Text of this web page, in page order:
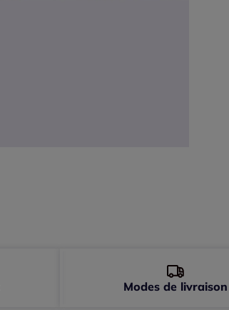
Modes de livraison